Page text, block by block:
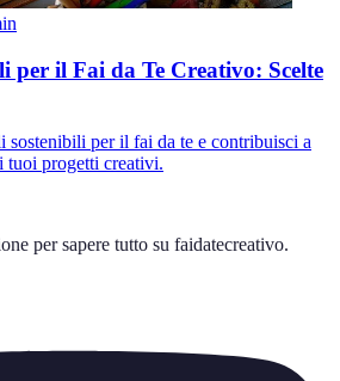
per il Fai da Te Creativo: Scelte
per il fai da te e contribuisci a
tuoi progetti creativi.
per sapere tutto su faidatecreativo.